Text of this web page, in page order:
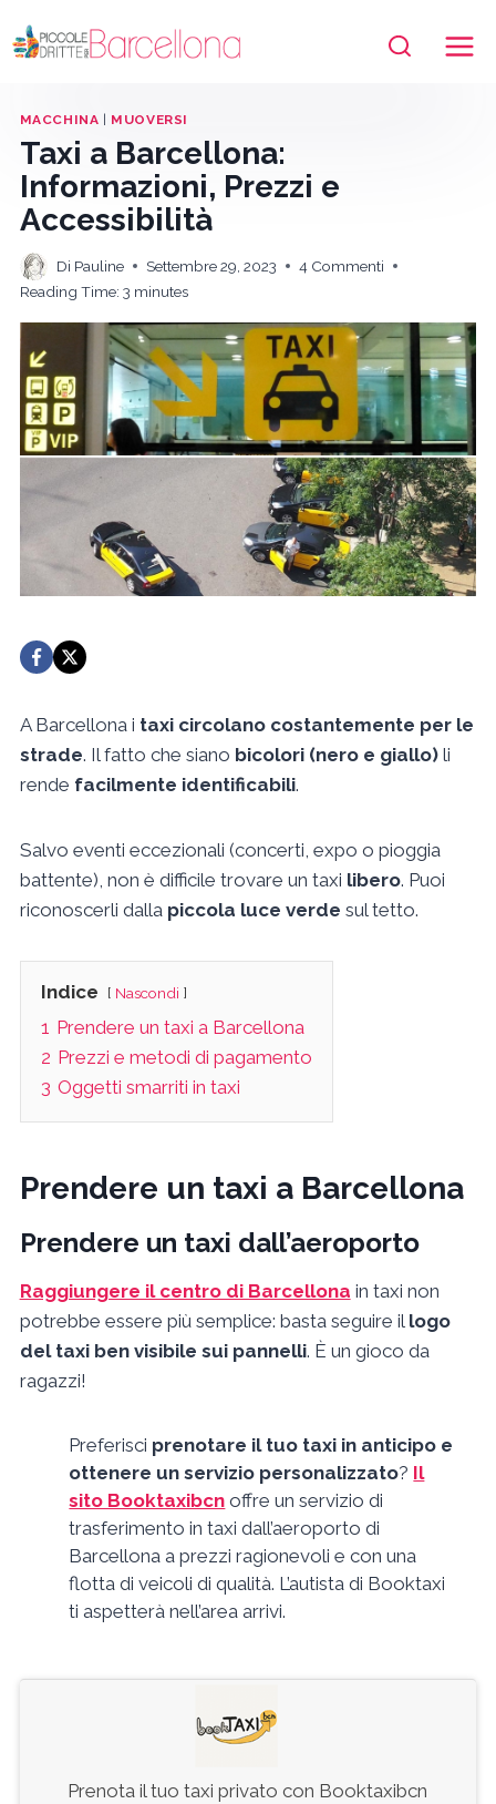
al
MACCHINA MUOVERSI
Taxi a Barcellona:
Informazioni, Prezzi e
Accessibilità
Di Pauline Settembre 29, 2023
4 Commenti
Reading Time: 3 minutes
A Barcellona i taxi circolano costantemente per le
strade. Il fatto che siano bicolori (nero e giallo)li
rende facilmente identificabili.
Salvo eventi eccezionali (concerti, expo o pioggia
battente), non è difficile trovare un taxi libero. Puoi
riconoscerli dallapiccola luce verde sul tetto.
Indice Nascondi
1 Prendere un taxi a Barcellona
2 Prezzi e metodi di pagamento
3 Oggetti smarriti in taxi
Prendere un taxi a Barcellona
Prendere un taxi dall’aeroporto
Raggiungere il centro di Barcellona in taxi non
potrebbe essere più semplice: basta seguire il logo
del taxi ben visibile sui pannelli. È un gioco da
ragazzi!
Preferisci prenotare il tuo taxi in anticipo e
ottenere un servizio personalizzato? Il
sito Booktaxibcn offre un servizio di
trasferimento in taxi dall’aeroporto di
Barcellona a prezzi ragionevoli e con una
flotta di veicoli di qualità. L’autista di Booktaxi
ti aspetterà nell’area arrivi.
Prenota il tuo taxi privato con Booktaxibcn